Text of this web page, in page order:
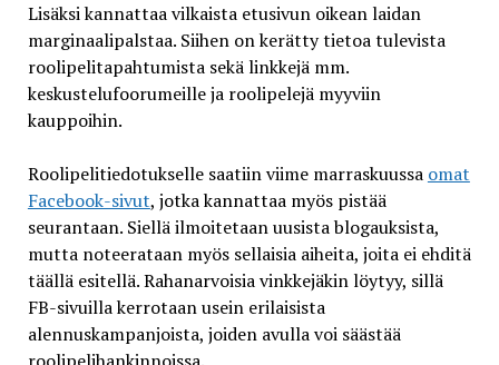
Lisäksi kannattaa vilkaista etusivun oikean laidan
marginaalipalstaa. Siihen on kerätty tietoa tulevista
roolipelitapahtumista sekä linkkejä mm.
keskustelufoorumeille ja roolipelejä myyviin
kauppoihin.
Roolipelitiedotukselle saatiin viime marraskuussa omat
Facebook-sivut, jotka kannattaa myös pistää
seurantaan. Siellä ilmoitetaan uusista blogauksista,
mutta noteerataan myös sellaisia aiheita, joita ei ehditä
täällä esitellä. Rahanarvoisia vinkkejäkin löytyy, sillä
FB-sivuilla kerrotaan usein erilaisista
alennuskampanjoista, joiden avulla voi säästää